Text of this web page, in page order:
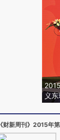
义
《财新周刊》2015年